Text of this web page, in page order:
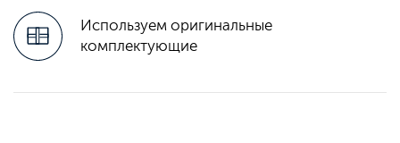
Используем оригинальные
комплектующие